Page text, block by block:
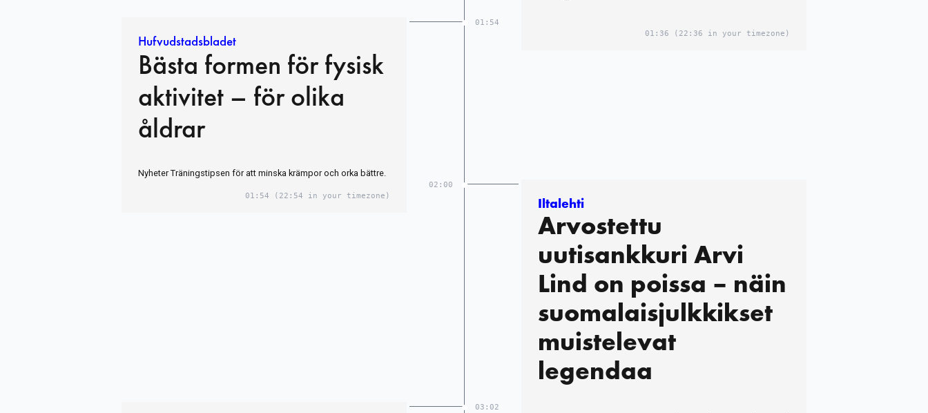
01:36 (22:36 in your timezone)
01:54
Hufvudstadsbladet
Bästa formen för fysisk
aktivitet – för olika
åldrar
Nyheter Träningstipsen för att minska krämpor och orka bättre.
01:54 (22:54 in your timezone)
02:00
Iltalehti
Arvostettu
uutisankkuri Arvi
Lind on poissa – näin
suomalais­julkkikset
muistelevat
legendaa
03:02